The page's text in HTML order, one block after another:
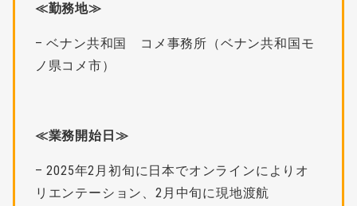
≪勤務地≫
– ベナン共和国 コメ事務所（ベナン共和国モ
ノ県コメ市）
≪業務開始日≫
– 2025年2月初旬に日本でオンラインによりオ
リエンテーション、2月中旬に現地渡航